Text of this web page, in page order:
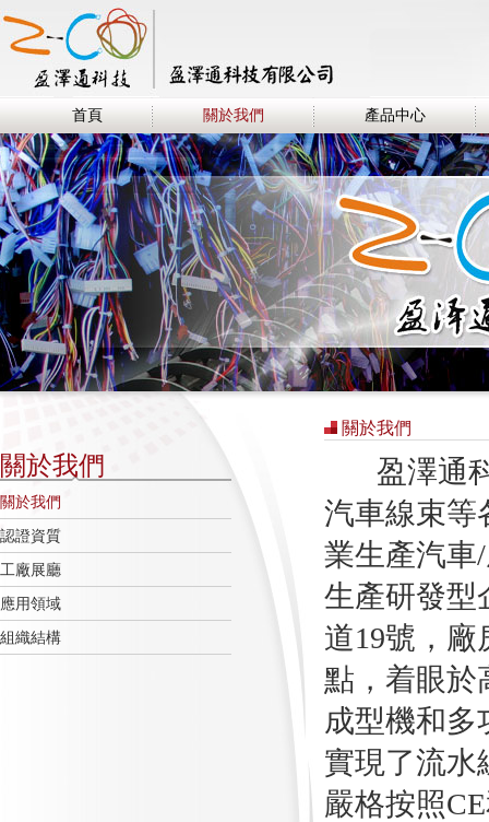
首頁 關於我們 產品中心
關於我們
關於我們
認證資質
工廠展廳
應用領域
組織結構
關於我們
盈澤通
汽車線束等
業生產汽車
生產研發型
道19號，廠
點，着眼於
成型機和
實現了流水
嚴格按照